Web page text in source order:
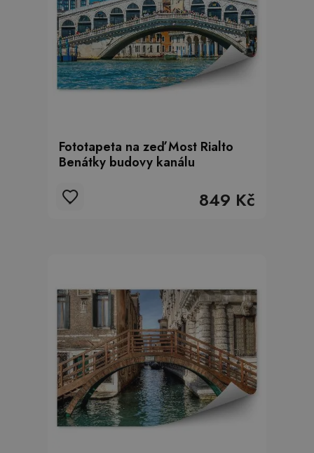
Fototapeta na zeď Most Rialto
Benátky budovy kanálu
849 Kč